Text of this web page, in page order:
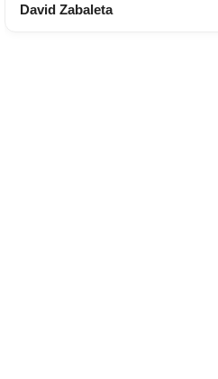
David Zabaleta